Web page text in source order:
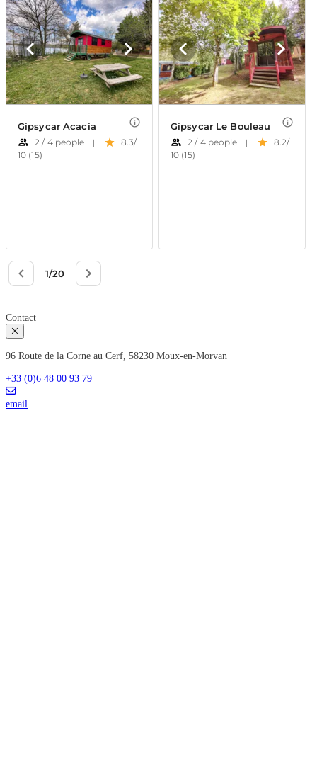
Contact
96 Route de la Corne au Cerf, 58230 Moux-en-Morvan
+33 (0)6 48 00 93 79
email